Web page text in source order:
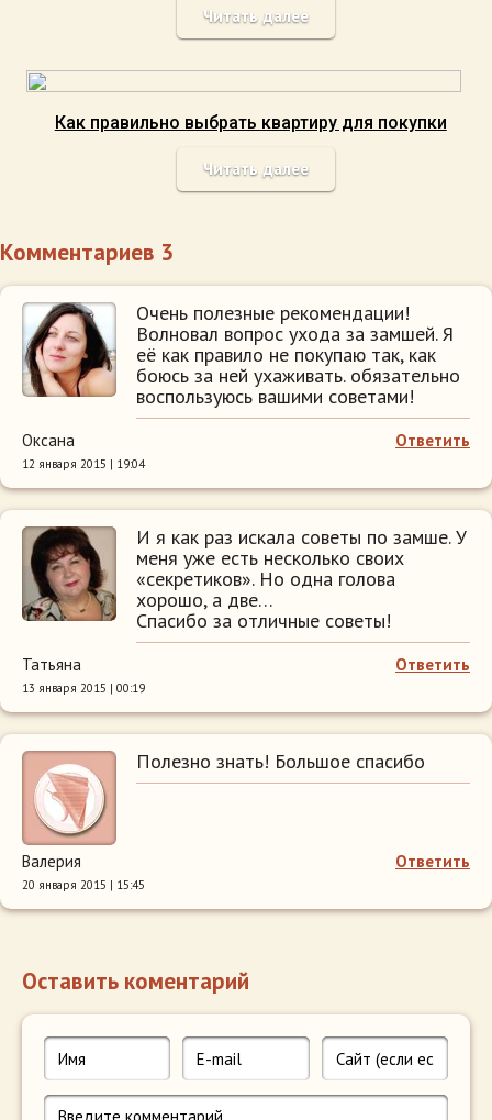
Читать далее
Как правильно выбрать квартиру для покупки
Читать далее
Комментариев 3
Очень полезные рекомендации!
Волновал вопрос ухода за замшей. Я
её как правило не покупаю так, как
боюсь за ней ухаживать. обязательно
воспользуюсь вашими советами!
Ответить
Оксана
12 января 2015 | 19:04
И я как раз искала советы по замше. У
меня уже есть несколько своих
«секретиков». Но одна голова
хорошо, а две…
Спасибо за отличные советы!
Ответить
Татьяна
13 января 2015 | 00:19
Полезно знать! Большое спасибо
Ответить
Валерия
20 января 2015 | 15:45
Оставить коментарий